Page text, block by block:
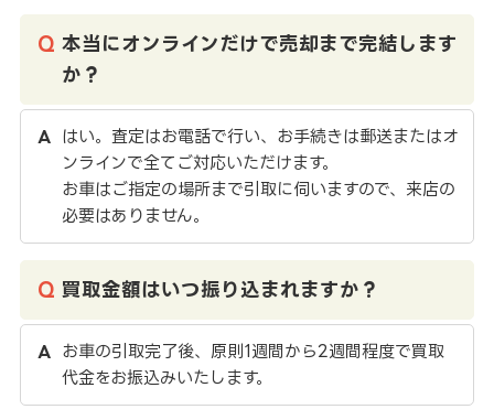
本当にオンラインだけで売却まで完結します
か？
はい。査定はお電話で行い、お手続きは郵送またはオ
ンラインで全てご対応いただけます。
お車はご指定の場所まで引取に伺いますので、来店の
必要はありません。
買取金額はいつ振り込まれますか？
お車の引取完了後、原則1週間から2週間程度で買取
代金をお振込みいたします。